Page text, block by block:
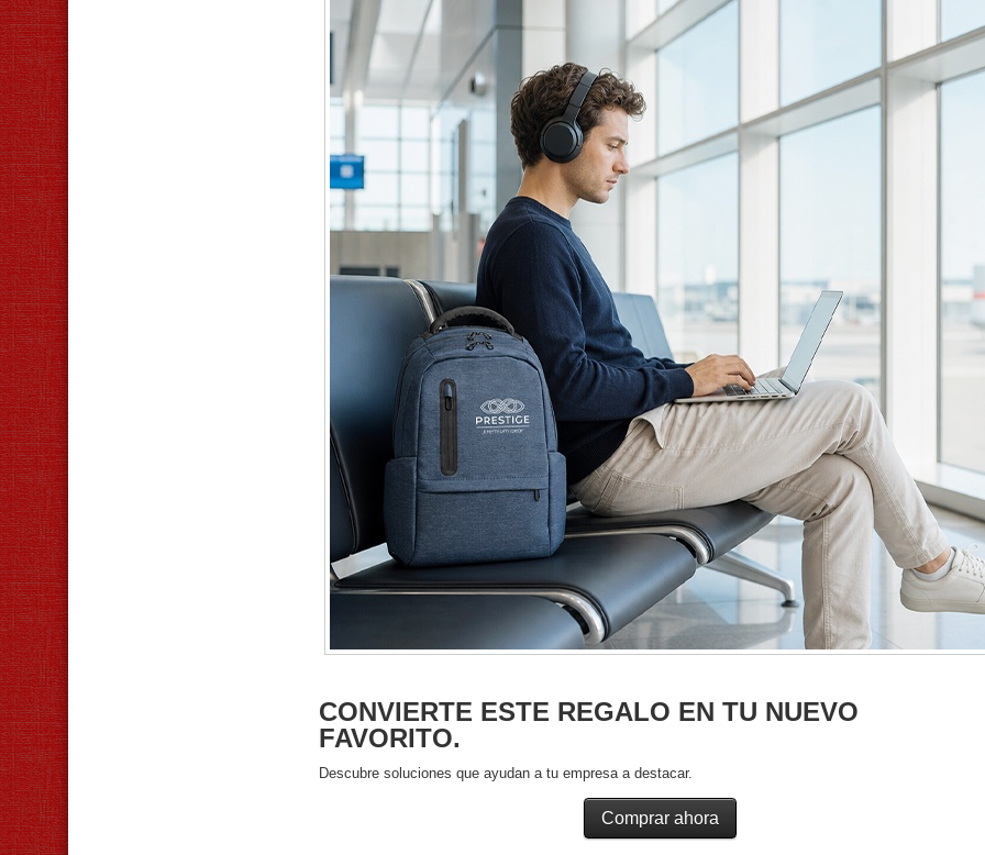
CONVIERTE ESTE REGALO EN TU NUEVO
FAVORITO.
Descubre soluciones que ayudan a tu empresa a destacar.
Comprar ahora